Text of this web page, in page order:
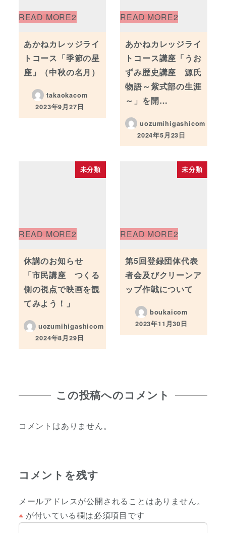
あかねカレッジライ
トコース「季節の星
座」（中秋の名月）
takaokacom
投稿日
2023年9月27日
あかねカレッジライ
トコース講座「うお
ずみ歴史講座 源氏
物語～紫式部の生涯
～」を開…
uozumihigashicom
投稿日
2024年5月23日
未分類
休講のお知らせ
「市民講座 つくる
側の視点で映画を観
てみよう！」
uozumihigashicom
投稿日
2024年8月29日
未分類
第5回登録団体代表
者会及びクリーンア
ップ作戦について
boukaicom
投稿日
2023年11月30日
この投稿へのコメント
コメントはありません。
コメントを残す
メールアドレスが公開されることはありません。
※ が付いている欄は必須項目です